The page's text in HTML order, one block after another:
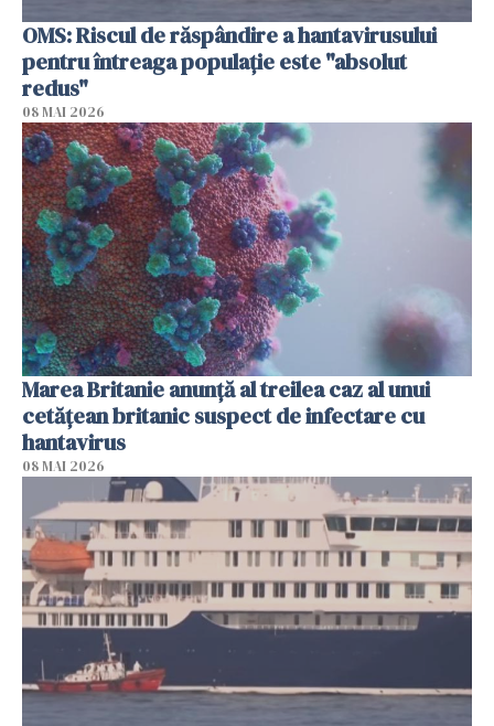
OMS: Riscul de răspândire a hantavirusului
pentru întreaga populaţie este "absolut
redus"
08 MAI 2026
Marea Britanie anunţă al treilea caz al unui
cetăţean britanic suspect de infectare cu
hantavirus
08 MAI 2026